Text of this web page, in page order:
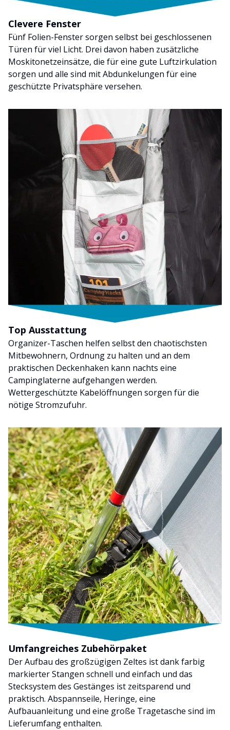
Clevere Fenster
Fünf Folien-Fenster sorgen selbst bei geschlossenen
Türen für viel Licht. Drei davon haben zusätzliche
Moskitonetzeinsätze, die für eine gute Luftzirkulation
sorgen und alle sind mit Abdunkelungen für eine
geschützte Privatsphäre versehen.
Top Ausstattung
Organizer-Taschen helfen selbst den chaotischsten
Mitbewohnern, Ordnung zu halten und an dem
praktischen Deckenhaken kann nachts eine
Campinglaterne aufgehangen werden.
Wettergeschützte Kabelöffnungen sorgen für die
nötige Stromzufuhr.
Umfangreiches Zubehörpaket
Der Aufbau des großzügigen Zeltes ist dank farbig
markierter Stangen schnell und einfach und das
Stecksystem des Gestänges ist zeitsparend und
praktisch. Abspannseile, Heringe, eine
Aufbauanleitung und eine große Tragetasche sind im
Lieferumfang enthalten.